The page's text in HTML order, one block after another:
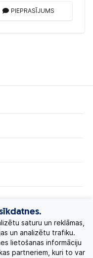
PIEPRASĪJUMS
saturu un reklāmas,
un analizētu trafiku.
lietošanas informāciju
partneriem, kuri to var